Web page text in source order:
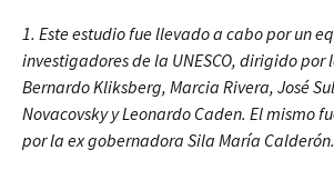
1. Este estudio fue llevado a cabo por un
investigadores de la UNESCO, dirigido por
Bernardo Kliksberg, Marcia Rivera, José
Novacovsky y Leonardo Caden. El mismo
por la ex gobernadora Sila María Calderón.